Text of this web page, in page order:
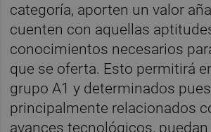
categoría, aporten un valor
cuenten con aquellas
conocimientos necesarios
que se oferta. Esto permitirá
grupo A1 y determinados
principalmente relacionados
avances tecnológicos, puedan